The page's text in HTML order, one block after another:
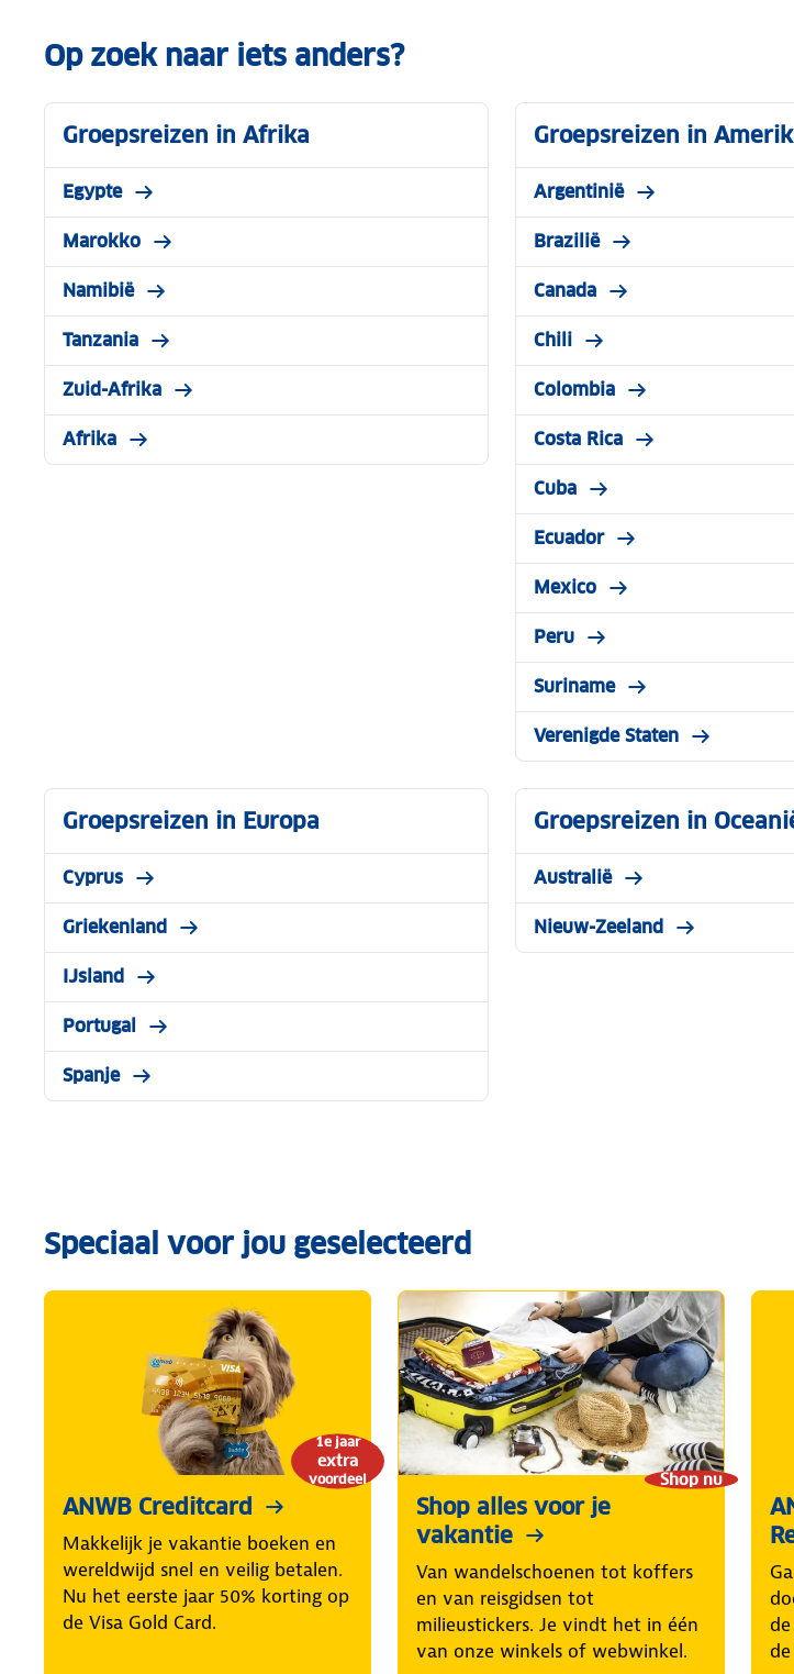
Op zoek naar iets anders?
Groepsreizen in Afrika
Egypte
Marokko
Namibië
Tanzania
Zuid-Afrika
Afrika
Groepsreizen in
Argentinië
Brazilië
Canada
Chili
Colombia
Costa Rica
Cuba
Ecuador
Mexico
Peru
Suriname
Verenigde Staten
Groepsreizen in Europa
Cyprus
Griekenland
IJsland
Portugal
Spanje
Groepsreizen in
Australië
Nieuw-Zeeland
Speciaal voor jou geselecteerd
1e jaar
extra
voordeel
ANWB Creditcard
Makkelijk je vakantie boeken en
wereldwijd snel en veilig betalen.
Nu het eerste jaar 50% korting op
de Visa Gold Card.
Shop nu
Shop alles voor je
vakantie
Van wandelschoenen tot koffers
en van reisgidsen tot
milieustickers. Je vindt het in één
van onze winkels of webwinkel.